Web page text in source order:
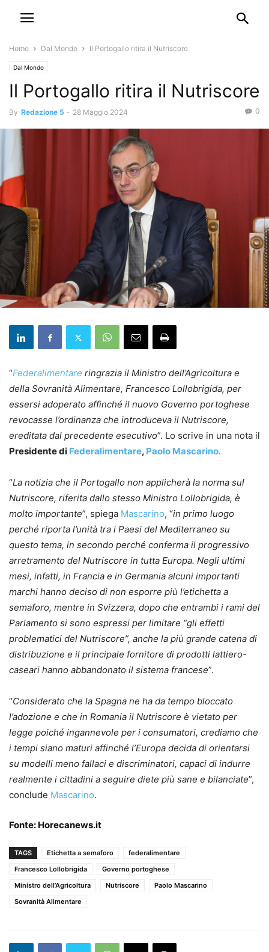
Home Dal Mondo Il Portogallo ritira il Nutriscore
Dal Mondo
Il Portogallo ritira il Nutriscore
By Redazione 5 - 28 Maggio 2024 0
“Federalimentare ringrazia il Ministro dell’Agricoltura e
della Sovranità Alimentare, Francesco Lollobrigida, per
essersi adoperato affinché il nuovo Governo portoghese
revocasse l’ordinanza che introduceva il Nutriscore,
ereditata dal precedente esecutivo”. Lo scrive in una nota il
Presidente di Federalimentare, Paolo Mascarino.
“La notizia che il Portogallo non applicherà la norma sul
Nutriscore, riferita dallo stesso Ministro Lollobrigida, è
molto importante”, spiega Mascarino, “in primo luogo
perché riporta l’unità tra i Paesi del Mediterraneo su
questo tema, in secondo perché conferma il progressivo
arretramento del Nutriscore in tutta Europa. Negli ultimi
mesi, infatti, in Francia e in Germania alcuni importanti
marchi hanno deciso di non esporre più l’etichetta a
semaforo, mentre in Svizzera, dopo che entrambi i rami del
Parlamento si sono espressi per limitare “gli effetti
problematici del Nutriscore”, anche la più grande catena di
distribuzione e il principale fornitore di prodotti lattiero-
caseari hanno abbandonato il sistema francese”.
“Considerato che la Spagna ne ha da tempo bloccato
l’adozione e che in Romania il Nutriscore è vietato per
legge poiché ingannevole per i consumatori, crediamo che
i tempi siano maturi affinché l’Europa decida di orientarsi
su modelli meno fallaci e discriminatori, capaci di indurre
realmente i cittadini a seguire diete più sane e bilanciate”,
conclude Mascarino.
Fonte: Horecanews.it
TAGS Etichetta a semaforo
federalimentare
Francesco Lollobrigida
Governo portoghese
Ministro dell’Agricoltura
Nutriscore
Paolo Mascarino
Sovranità Alimentare